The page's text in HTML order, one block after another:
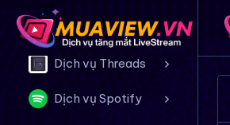
Dịch vụ Twitter
Dịch vụ Threads
Dịch vụ Spotify